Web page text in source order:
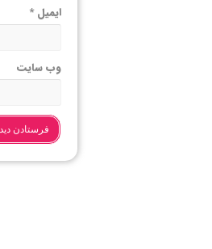
ایمیل*
وب‌ سایت